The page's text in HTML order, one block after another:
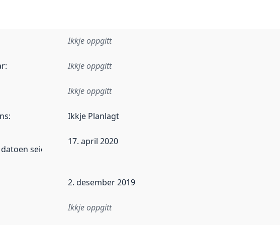
Ikkje oppgitt
: Ikkje oppgitt
Ikkje oppgitt
: Ikkje Planlagt
seier når dataa i dette datasettet først blei utgitt. Det kan ha
17. april 2020
2. desember 2019
Ikkje oppgitt